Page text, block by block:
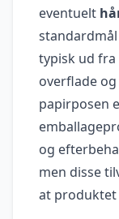
eventuelt
typisk ud fra
overflade
papirposen
og
men disse
at produktet